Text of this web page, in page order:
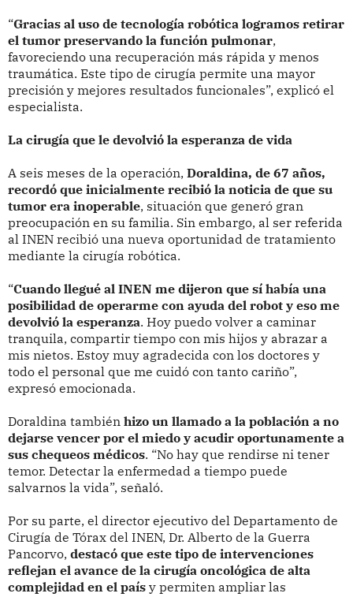
“Gracias al uso de tecnología robótica logramos retirar
el tumor preservando la función pulmonar,
favoreciendo una recuperación más rápida y menos
traumática. Este tipo de cirugía permite una mayor
precisión y mejores resultados funcionales”, explicó el
especialista.
La cirugía que le devolvió la esperanza de vida
A seis meses de la operación, Doraldina, de 67 años,
recordó que inicialmente recibió la noticia de que su
tumor era inoperable, situación que generó gran
preocupación en su familia. Sin embargo, al ser referida
al INEN recibió una nueva oportunidad de tratamiento
mediante la cirugía robótica.
“Cuando llegué al INEN me dijeron que sí había una
posibilidad de operarme con ayuda del robot y eso me
devolvió la esperanza. Hoy puedo volver a caminar
tranquila, compartir tiempo con mis hijos y abrazar a
mis nietos. Estoy muy agradecida con los doctores y
todo el personal que me cuidó con tanto cariño”,
expresó emocionada.
Doraldina también hizo un llamado a la población a no
dejarse vencer por el miedo y acudir oportunamente a
sus chequeos médicos. “No hay que rendirse ni tener
temor. Detectar la enfermedad a tiempo puede
salvarnos la vida”, señaló.
Por su parte, el director ejecutivo del Departamento de
Cirugía de Tórax del INEN, Dr. Alberto de la Guerra
Pancorvo, destacó que este tipo de intervenciones
reflejan el avance de la cirugía oncológica de alta
complejidad en el paísy permiten ampliar las